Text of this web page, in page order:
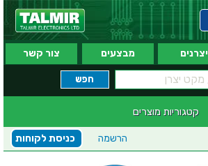
יצרנים מבצעים צור קשר
קטגוריות מוצרים
כניסת לקוחות הרשמה